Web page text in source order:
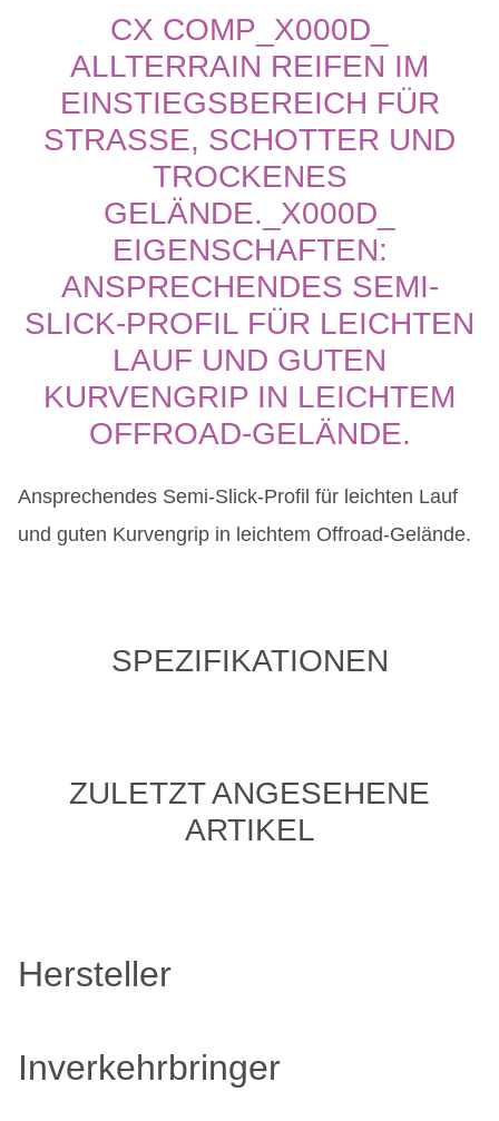
CX COMP_X000D_
ALLTERRAIN REIFEN IM
EINSTIEGSBEREICH FÜR
STRASSE, SCHOTTER UND T
ROCKENES G
ELÄNDE._X000D_ E
IGENSCHAFTEN: A
NSPRECHENDES SEMI-S
LICK-PROFIL FÜR LEICHTEN L
AUF UND GUTEN K
URVENGRIP IN LEICHTEM O
FFROAD-GELÄNDE.
Ansprechendes Semi-Slick-Profil für leichten Lauf
und guten Kurvengrip in leichtem Offroad-Gelände.
SPEZIFIKATIONEN
ZULETZT ANGESEHENE
ARTIKEL
Hersteller
Inverkehrbringer